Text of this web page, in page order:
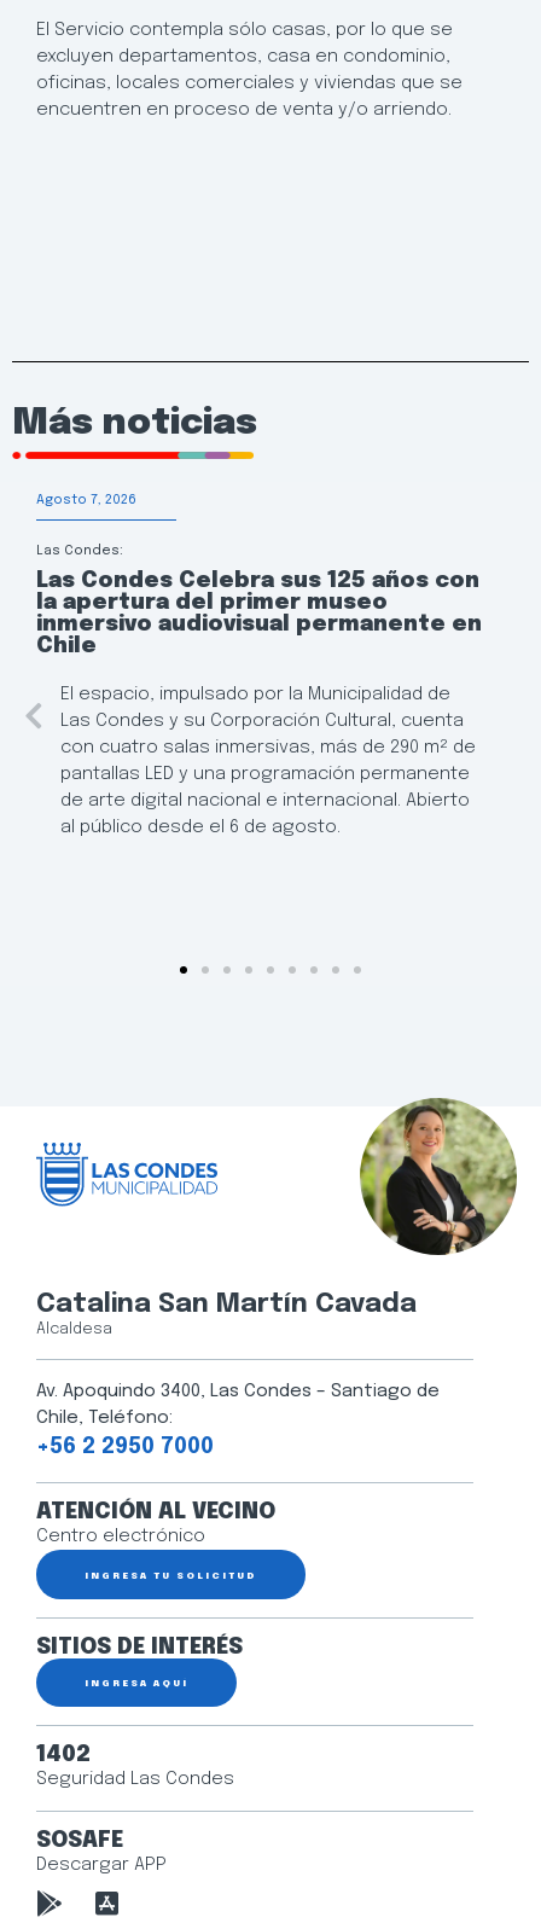
El Servicio contempla sólo casas, por lo que se
excluyen departamentos, casa en condominio,
oficinas, locales comerciales y viviendas que se
encuentren en proceso de venta y/o arriendo.
Más noticias
Agosto 7, 2026
Las Condes:
Las Condes Celebra sus 125 años con
la apertura del primer museo
inmersivo audiovisual permanente en
Chile
El espacio, impulsado por la Municipalidad de
Las Condes y su Corporación Cultural, cuenta
con cuatro salas inmersivas, más de 290 m² de
pantallas LED y una programación permanente
de arte digital nacional e internacional. Abierto
al público desde el 6 de agosto.
Catalina San Martín Cavada
Alcaldesa
Av. Apoquindo 3400, Las Condes – Santiago de
Chile, Teléfono:
+56 2 2950 7000
ATENCIÓN AL VECINO
Centro electrónico
INGRESA TU SOLICITUD
SITIOS DE INTERÉS
INGRESA AQUÍ
1402
Seguridad Las Condes
SOSAFE
Descargar APP